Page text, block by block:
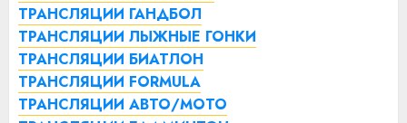
ТРАНСЛЯЦИИ ГАНДБОЛ
ТРАНСЛЯЦИИ ЛЫЖНЫЕ ГОНКИ
ТРАНСЛЯЦИИ БИАТЛОН
ТРАНСЛЯЦИИ FORMULA
ТРАНСЛЯЦИИ АВТО/МОТО